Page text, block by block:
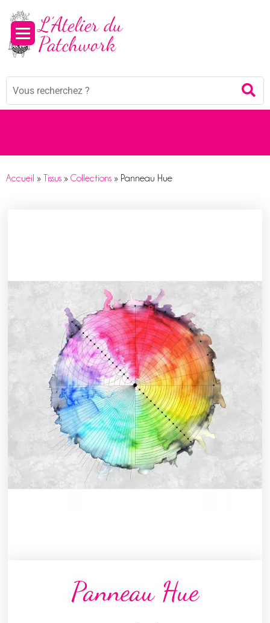
Mots
Accueil » Tissus » Collections » Panneau Hue
Panneau Hue
Panneau de gestion des cookies